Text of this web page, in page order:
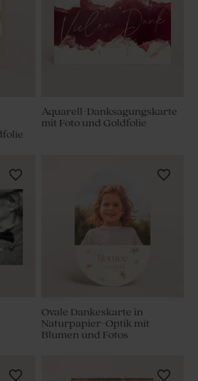
Aquarell-Danksagungskarte
mit Foto und Goldfolie
Ovale Dankeskarte in
Naturpapier-Optik mit
Blumen und Fotos